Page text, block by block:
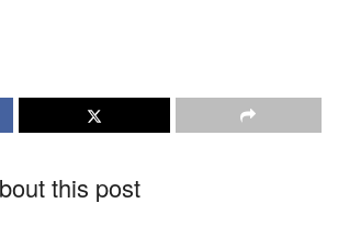
this post